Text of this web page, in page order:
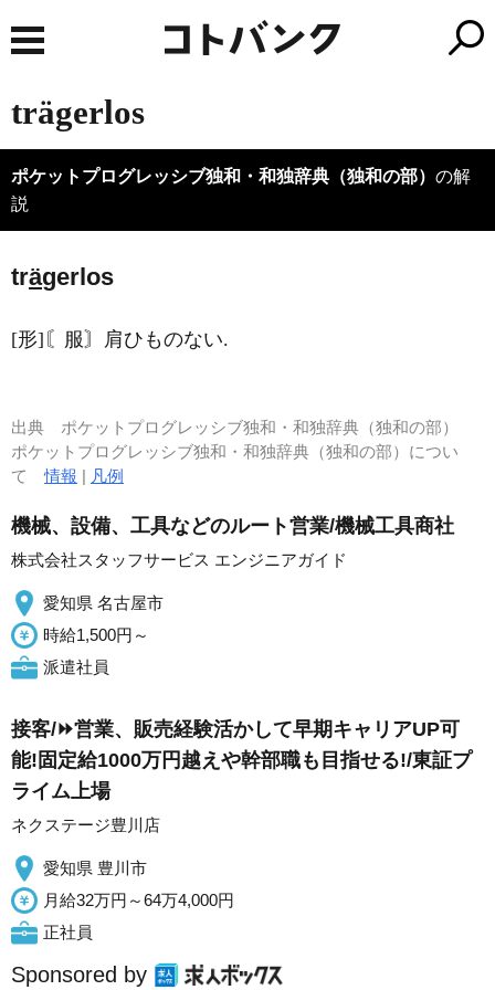
trägerlos
ポケットプログレッシブ独和・和独辞典（独和の部） の解
説
trägerlos
[形]〘服〙肩ひものない.
出典 ポケットプログレッシブ独和・和独辞典（独和の部）
ポケットプログレッシブ独和・和独辞典（独和の部）につい
て情報 | 凡例
機械、設備、工具などのルート営業/機械工具商社
株式会社スタッフサービス エンジニアガイド
愛知県 名古屋市
時給1,500円～
派遣社員
接客/⏩️営業、販売経験活かして早期キャリアUP可
能!固定給1000万円越えや幹部職も目指せる!/東証プ
ライム上場
ネクステージ豊川店
愛知県 豊川市
月給32万円～64万4,000円
正社員
Sponsored by